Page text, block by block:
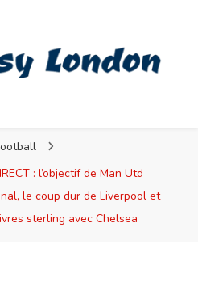
: l’objectif de Man Utd
le coup dur de Liverpool et
sterling avec Chelsea